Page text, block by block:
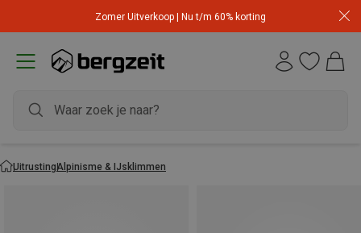
Zomer Uitverkoop | Nu t/m 60% korting
UitrustingAlpinisme & IJsklimmen